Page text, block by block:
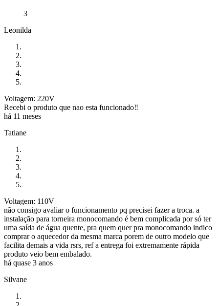
3
Leonilda
Voltagem: 220V
Recebi o produto que nao esta funcionado‼️
há 11 meses
Tatiane
Voltagem: 110V
não consigo avaliar o funcionamento pq precisei fazer a troca. a
instalação para torneira monocomando é bem complicada por só ter
uma saída de água quente, pra quem quer pra monocomando indico
comprar o aquecedor da mesma marca porem de outro modelo que
facilita demais a vida rsrs, ref a entrega foi extremamente rápida
produto veio bem embalado.
há quase 3 anos
Silvane